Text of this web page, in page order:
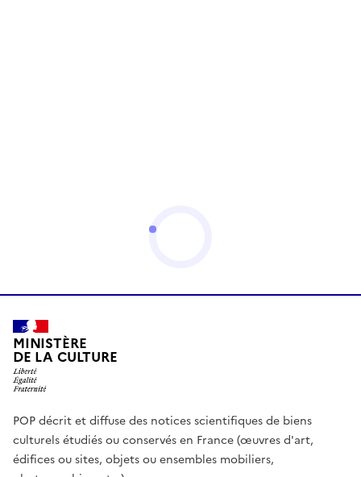
MINISTÈRE
DE LA CULTURE
POP décrit et diffuse des notices scientifiques de biens
culturels étudiés ou conservés en France (œuvres d'art,
édifices ou sites, objets ou ensembles mobiliers,